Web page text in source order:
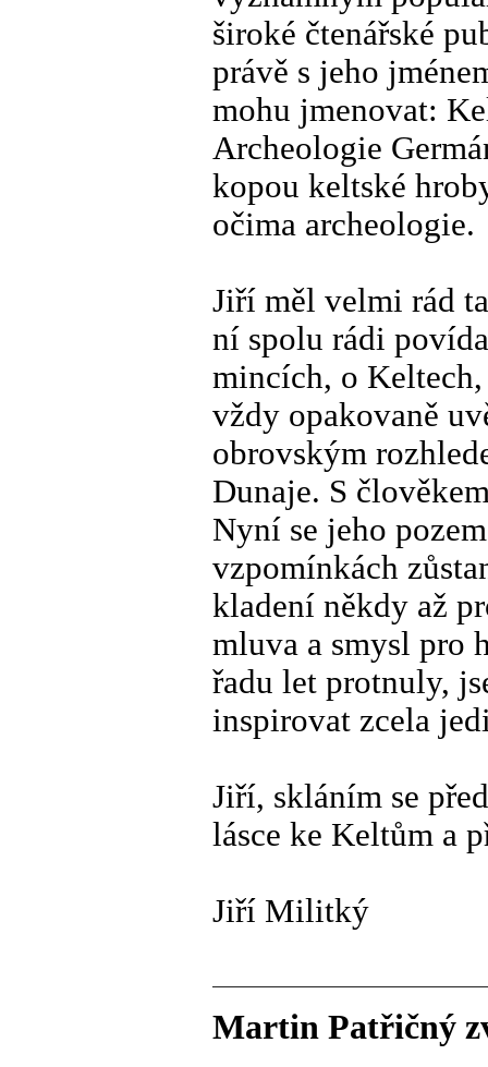
široké čtenářské
právě s jeho
mohu jmenovat:
Archeologie
kopou keltské
očima archeologie.
Jiří měl velmi rád
ní spolu rádi
mincích, o
vždy opakovaně
obrovským
Dunaje. S
Nyní se jeho
vzpomínkách
kladení někdy až
mluva a smysl pro
řadu let protnuly,
inspirovat zcela
Jiří, skláním se
lásce ke Keltům a
Jiří Militký
Martin Patřičný